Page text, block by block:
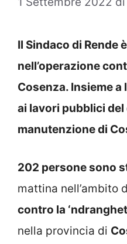
Il Sindaco di Rende
nell’operazione
Cosenza. Insieme a
ai lavori pubblici del
manutenzione di
202 persone sono
mattina nell’ambito
contro la
nella provincia di